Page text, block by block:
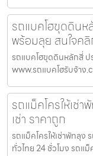
รถแบคโฮขุดดินห
พร้อมลุย สนใจค
รถแบคโฮขุดดินหลักสี่ ป
www.รถแบคโฮรับจ้าง
รถแม็คโครให้เช่
เช่า ราคาถูก
รถแม็คโครให้เช่าพัทลุง
ทั่วไทย 24 ชั่วโมง รถแม็